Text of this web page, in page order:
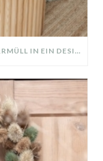
DIY UPCYLING IDEE: WIE MAN SPERRMÜLL IN EIN DESIGNER TEIL VERWANDELT